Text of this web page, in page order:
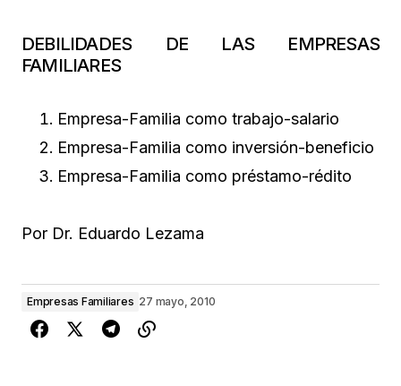
DEBILIDADES DE LAS EMPRESAS
FAMILIARES
Empresa-Familia como trabajo-salario
Empresa-Familia como inversión-beneficio
Empresa-Familia como préstamo-rédito
Por Dr. Eduardo Lezama
Empresas Familiares 27 mayo, 2010